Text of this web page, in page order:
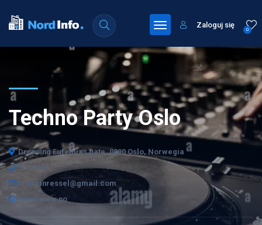
0
Zaloguj się
Techno Party Oslo
Dronning Eufemias gate, 0890 Oslo, Norwegia
8789898
marcinressel@gmail.com
www.www.no